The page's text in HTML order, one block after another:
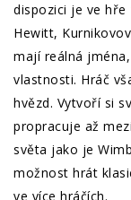
dispozici je ve hře
Hewitt,
mají reálná
vlastnosti. Hráč
hvězd. Vytvoří si
propracuje až
světa jako je
možnost hrát
ve více hráčích.